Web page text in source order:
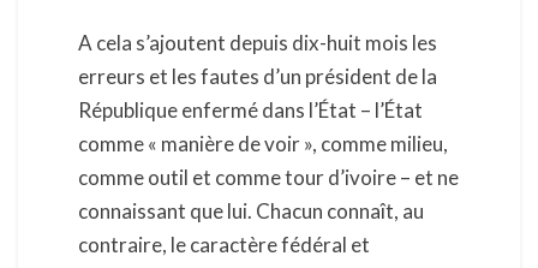
A cela s’ajoutent depuis dix-huit mois les
erreurs et les fautes d’un président de la
République enfermé dans l’État – l’État
comme « manière de voir », comme milieu,
comme outil et comme tour d’ivoire – et ne
connaissant que lui. Chacun connaît, au
contraire, le caractère fédéral et